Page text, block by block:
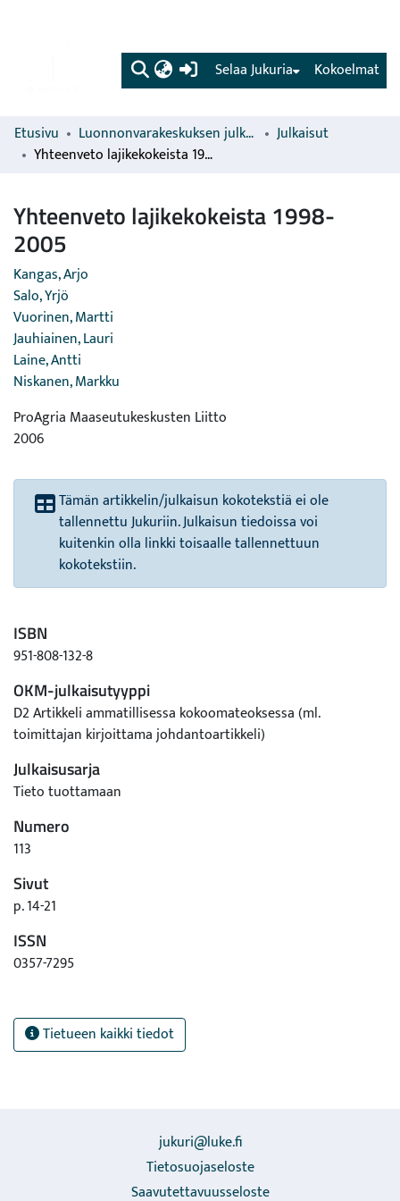
(current) Kokoelmat
Selaa Jukuria
Etusivu Luonnonvarakeskuksen julkaisut
Julkaisut
Yhteenveto lajikekokeista 1998-2005
Yhteenveto lajikekokeista 1998-
2005
Kangas, Arjo
Salo, Yrjö
Vuorinen, Martti
Jauhiainen, Lauri
Laine, Antti
Niskanen, Markku
ProAgria Maaseutukeskusten Liitto
2006
Tämän artikkelin/julkaisun kokotekstiä ei ole
tallennettu Jukuriin. Julkaisun tiedoissa voi
kuitenkin olla linkki toisaalle tallennettuun
kokotekstiin.
ISBN
951-808-132-8
OKM-julkaisutyyppi
D2 Artikkeli ammatillisessa kokoomateoksessa (ml.
toimittajan kirjoittama johdantoartikkeli)
Julkaisusarja
Tieto tuottamaan
Numero
113
Sivut
p. 14-21
ISSN
0357-7295
Tietueen kaikki tiedot
jukuri@luke.fi
Tietosuojaseloste
Saavutettavuusseloste